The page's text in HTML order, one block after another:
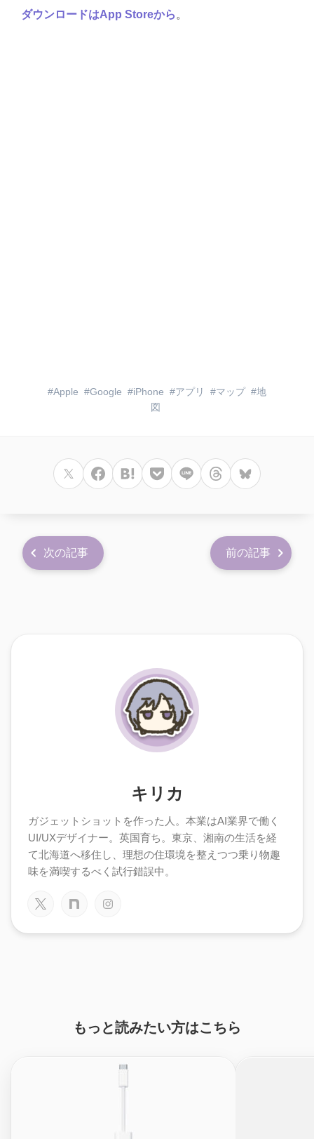
ダウンロードはApp Storeから 。
Apple Google iPhone アプリ マップ
地
図
次の記事 前の記事
キリカ
ガジェットショットを作った人。本業はAI業界で働く
UI/UXデザイナー。英国育ち。東京、湘南の生活を経
て北海道へ移住し、理想の住環境を整えつつ乗り物趣
味を満喫するべく試行錯誤中。
もっと読みたい方はこちら